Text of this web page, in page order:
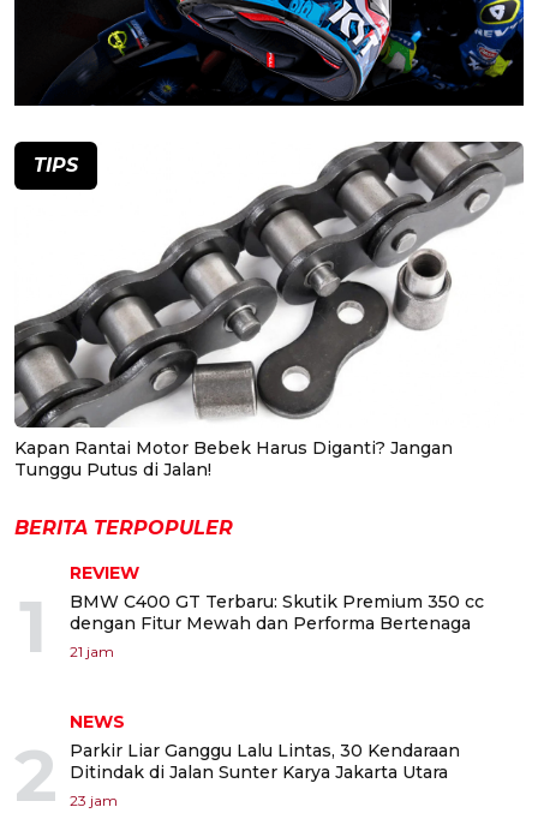
TIPS
Kapan Rantai Motor Bebek Harus Diganti? Jangan
Tunggu Putus di Jalan!
BERITA TERPOPULER
1
REVIEW
BMW C400 GT Terbaru: Skutik Premium 350 cc
dengan Fitur Mewah dan Performa Bertenaga
21 jam
2
NEWS
Parkir Liar Ganggu Lalu Lintas, 30 Kendaraan
Ditindak di Jalan Sunter Karya Jakarta Utara
23 jam